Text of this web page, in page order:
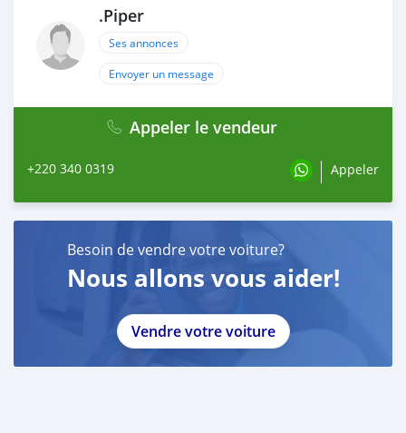
.Piper
Ses annonces
Envoyer un message
Appeler le vendeur
+220 340 0319 Appeler
Besoin de vendre votre voiture?
Nous allons vous aider!
Vendre votre voiture